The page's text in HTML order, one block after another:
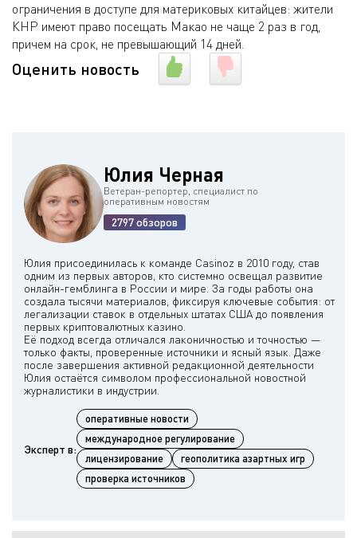
ограничения в доступе для материковых китайцев: жители
КНР имеют право посещать Макао не чаще 2 раз в год,
причем на срок, не превышающий 14 дней.
Оценить новость
Юлия Черная
Ветеран-репортер, специалист по
оперативным новостям
2797 обзоров
Юлия присоединилась к команде Casinoz в 2010 году, став
одним из первых авторов, кто системно освещал развитие
онлайн-гемблинга в России и мире. За годы работы она
создала тысячи материалов, фиксируя ключевые события: от
легализации ставок в отдельных штатах США до появления
первых криптовалютных казино.
Её подход всегда отличался лаконичностью и точностью —
только факты, проверенные источники и ясный язык. Даже
после завершения активной редакционной деятельности
Юлия остаётся символом профессиональной новостной
Эксперт в:
оперативные новости
международное регулирование
лицензирование
геополитика азартных игр
проверка источников